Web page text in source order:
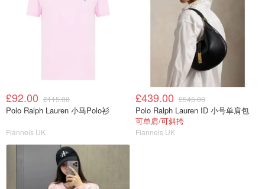
£92.00 £115.00
Polo Ralph Lauren 小马Polo衫
Flannels UK
£439.00 £545.00
Polo Ralph Lauren ID 小号单肩包
可单肩/可斜挎
Flannels UK